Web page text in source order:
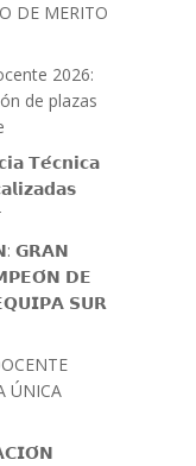
MERITO
2026:
de plazas
𝗧𝗲́𝗰𝗻𝗶𝗰𝗮
𝗚𝗥𝗔𝗡
𝗗𝗘
𝗦𝗨𝗥
ÚNICA